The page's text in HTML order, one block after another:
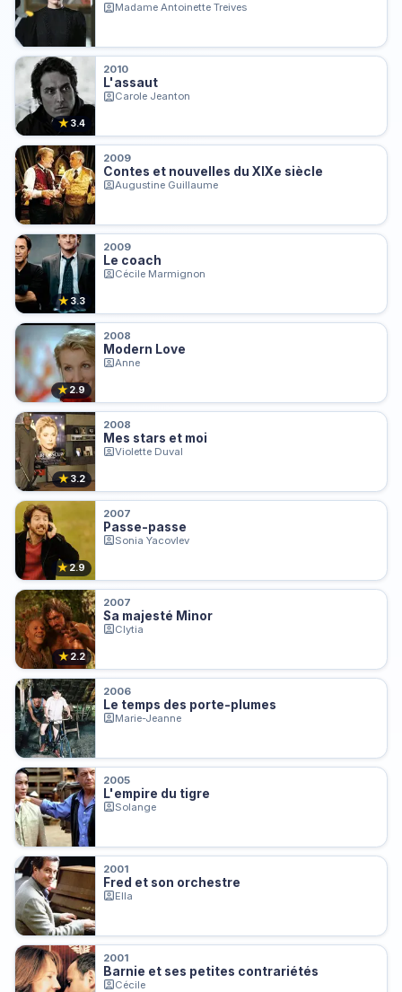
Madame Antoinette Treives
★ 3.4
2010
L'assaut
Carole Jeanton
2009
Contes et nouvelles du XIXe siècle
Augustine Guillaume
★ 3.3
2009
Le coach
Cécile Marmignon
★2.9
2008
Modern Love
Anne
★3.2
2008
Mes stars et moi
Violette Duval
★2.9
2007
Passe-passe
Sonia Yacovlev
★2.2
2007
Sa majesté Minor
Clytia
2006
Le temps des porte-plumes
Marie-Jeanne
2005
L'empire du tigre
Solange
2001
Fred et son orchestre
Ella
2001
Barnie et ses petites contrariétés
Cécile